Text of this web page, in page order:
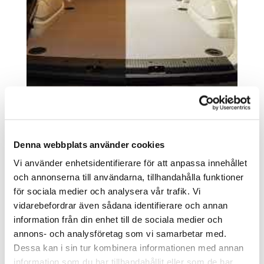
Denna webbplats använder cookies
Vi använder enhetsidentifierare för att anpassa innehållet
och annonserna till användarna, tillhandahålla funktioner
för sociala medier och analysera vår trafik. Vi
vidarebefordrar även sådana identifierare och annan
information från din enhet till de sociala medier och
annons- och analysföretag som vi samarbetar med.
Dessa kan i sin tur kombinera informationen med annan
information som du har tillhandahållit eller som de har
Ytterligare information